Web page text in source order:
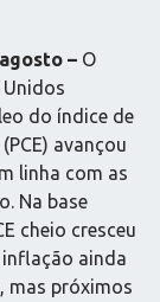
– O
do índice de
avançou
linha com as
Na base
cheio cresceu
inflação ainda
mas próximos